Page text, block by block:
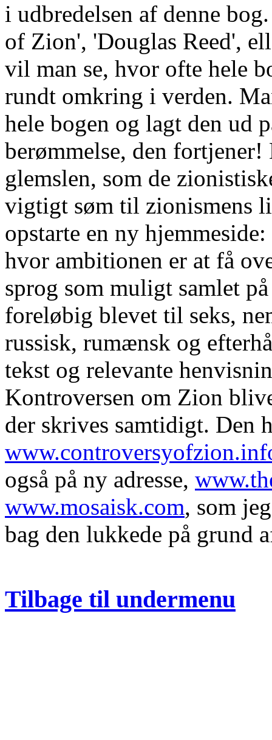
i udbredelsen af denne
of Zion', 'Douglas Reed',
vil man se, hvor ofte hele
rundt omkring i verden.
hele bogen og lagt den ud
berømmelse, den
glemslen, som de
vigtigt søm til zionismens
opstarte en ny hjemmeside:
hvor ambitionen er at få
sprog som muligt samlet
foreløbig blevet til seks,
russisk, rumænsk og
tekst og relevante
Kontroversen om Zion
der skrives samtidigt. Den
også på ny adresse,
www.mosaisk.com, som
bag den lukkede på grund
Tilbage til undermenu